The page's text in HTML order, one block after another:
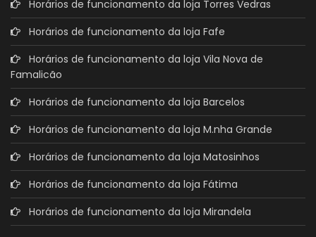
Horários de funcionamento da loja Torres Vedras
Horários de funcionamento da loja Fafe
Horários de funcionamento da loja Vila Nova de
Famalicão
Horários de funcionamento da loja Barcelos
Horários de funcionamento da loja M.nha Grande
Horários de funcionamento da loja Matosinhos
Horários de funcionamento da loja Fátima
Horários de funcionamento da loja Mirandela